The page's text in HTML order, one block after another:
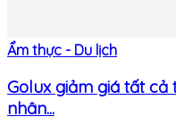
Ẩm thực - Du lịch
Golux giảm giá tất
nhân...